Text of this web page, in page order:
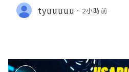
tyuuuuu 2小時前